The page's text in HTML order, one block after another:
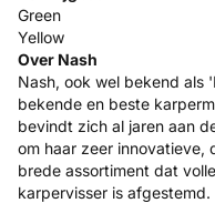
Green
Yellow
Over Nash
Nash, ook wel bekend als
bekende en beste
bevindt zich al jaren aan
om haar zeer innovatieve,
brede assortiment dat
karpervisser is